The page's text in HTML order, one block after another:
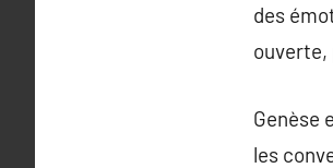
des
ouverte,
Genèse
les